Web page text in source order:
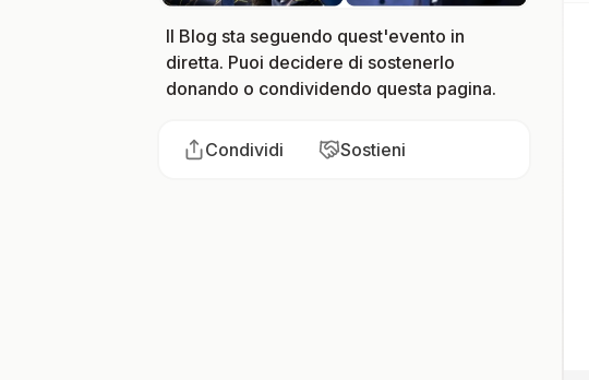
Il Blog sta seguendo quest'evento in
diretta. Puoi decidere di sostenerlo
donando o condividendo questa pagina.
Condividi Sostieni